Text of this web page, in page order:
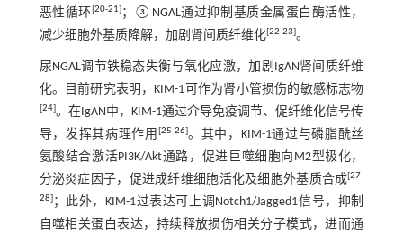
恶性循环 [20-21]；③NGAL通过抑制基质金属蛋白酶活性，
减少细胞外基质降解，加剧肾间质纤维化[22-23]。
尿NGAL调节铁稳态失衡与氧化应激，加剧IgAN肾间质纤维
化。目前研究表明，KIM-1可作为肾小管损伤的敏感标志物
[24]。在IgAN中，KIM-1通过介导免疫调节、促纤维化信号传
导，发挥其病理作用 [25-26]。其中，KIM-1通过与磷脂酰丝
氨酸结合激活PI3K/Akt通路，促进巨噬细胞向M2型极化，
分泌炎症因子，促进成纤维细胞活化及细胞外基质合成[27-
28]；此外，KIM-1过表达可上调Notch1/Jagged1信号，抑制
自噬相关蛋白表达，持续释放损伤相关分子模式，进而通